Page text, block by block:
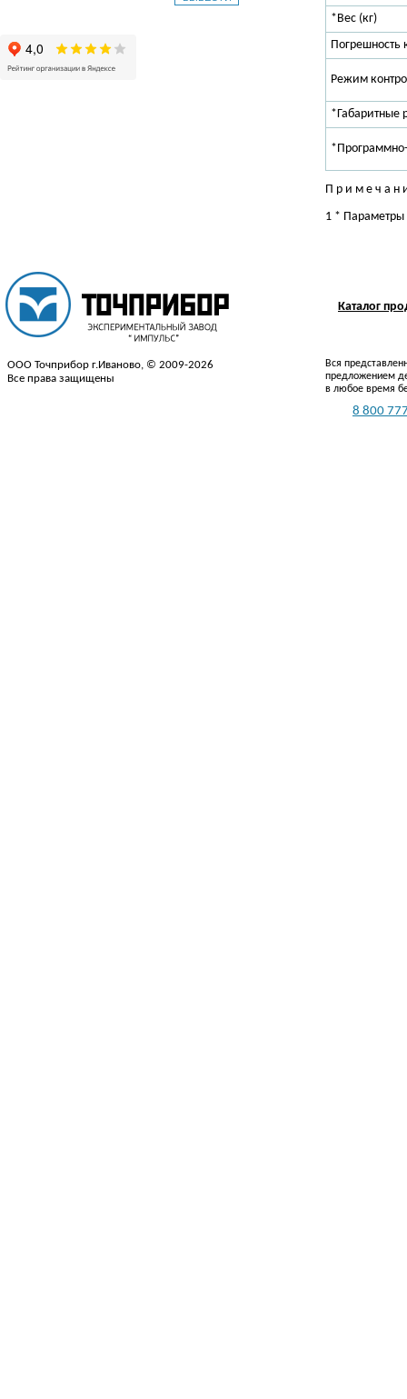
*Вес (кг)
Погрешность
Режим
*Габаритные
П р и м е ч а н
1 * Параметры
ООО Точприбор г.Иваново, © 2009-2026
Все права защищены
Каталог
Вся
предложением
в любое время
8 800